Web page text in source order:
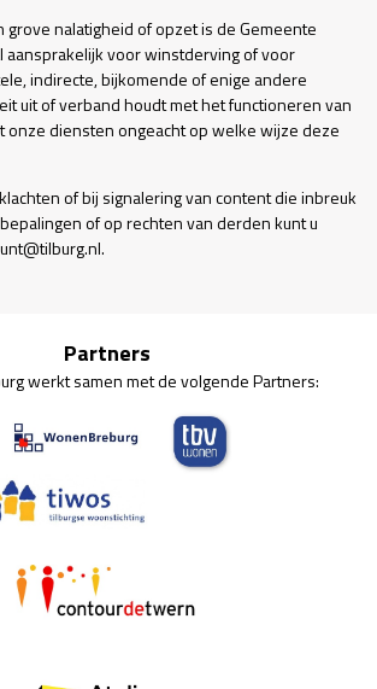
grove nalatigheid of opzet is de Gemeente
aansprakelijk voor winstderving of voor
indirecte, bijkomende of enige andere
uit of verband houdt met het functioneren van
onze diensten ongeacht op welke wijze deze
of bij signalering van content die inbreuk
of op rechten van derden kunt u
Partners
werkt samen met de volgende Partners: